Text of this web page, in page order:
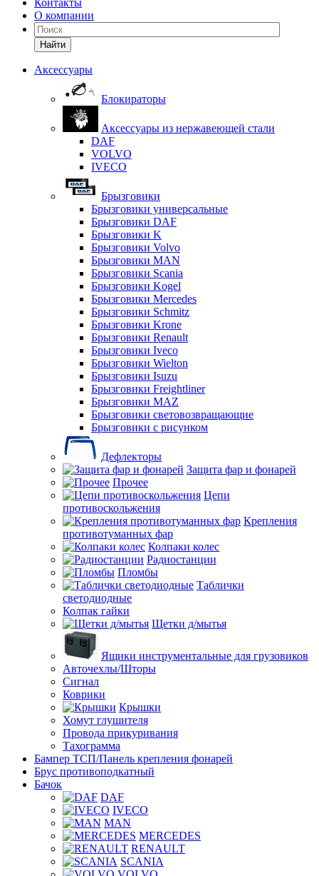
Контакты
О компании
Найти
Аксессуары
Блокираторы
Аксессуары из нержавеющей стали
DAF
VOLVO
IVECO
Брызговики
Брызговики универсальные
Брызговики DAF
Брызговики K
Брызговики Volvo
Брызговики MAN
Брызговики Scania
Брызговики Kogel
Брызговики Mercedes
Брызговики Schmitz
Брызговики Krone
Брызговики Renault
Брызговики Iveco
Брызговики Wielton
Брызговики Isuzu
Брызговики Freightliner
Брызговики MAZ
Брызговики световозвращающие
Брызговики с рисунком
Дефлекторы
Защита фар и фонарей
Прочее
Цепи
противоскольжения
Крепления
противотуманных фар
Колпаки колес
Радиостанции
Пломбы
Таблички
светодиодные
Колпак гайки
Щетки д/мытья
Ящики инструментальные для грузовиков
Авточехлы/Шторы
Сигнал
Коврики
Крышки
Хомут глушителя
Провода прикуривания
Тахограмма
Бампер ТСП/Панель крепления фонарей
Брус противоподкатный
Бачок
DAF
IVECO
MAN
MERCEDES
RENAULT
SCANIA